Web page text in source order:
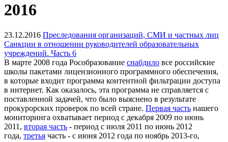
2016
23.12.2016 Преследования организаций, СМИ и частных лиц
Санкции в отношении руководителей образовательных
учреждений. Часть 6
В марте 2008 года Рособразование снабдило все российские
школы пакетами лицензионного программного обеспечения,
в которые входит программа контентной фильтрации доступа
в интернет. Как оказалось, эта программа не справляется с
поставленной задачей, что было выяснено в результате
прокурорских проверок по всей стране. Первая часть нашего
мониторинга охватывает период с декабря 2009 по июнь
2011, вторая часть - период с июля 2011 по июнь 2012
года, третья часть - с июня 2012 года по ноябрь 2013-го,